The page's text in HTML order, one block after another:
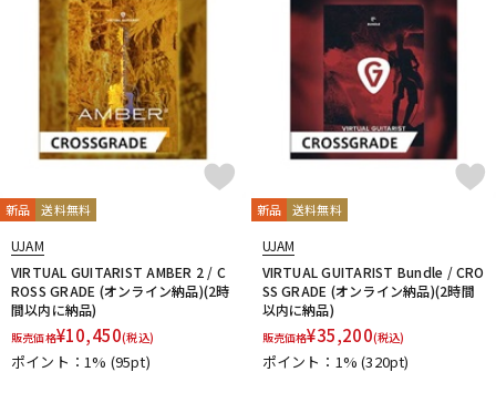
新品 送料無料
UJAM
VIRTUAL GUITARIST AMBER 2 / C
ROSS GRADE (オンライン納品)(2時
間以内に納品)
販売価格¥10,450(税込)
ポイント：1% (95pt)
新品 送料無料
UJAM
VIRTUAL GUITARIST Bundle / CRO
SS GRADE (オンライン納品)(2時間
以内に納品)
販売価格¥35,200(税込)
ポイント：1%(320pt)